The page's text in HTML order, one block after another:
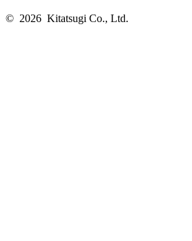
© 2026 Kitatsugi Co., Ltd.